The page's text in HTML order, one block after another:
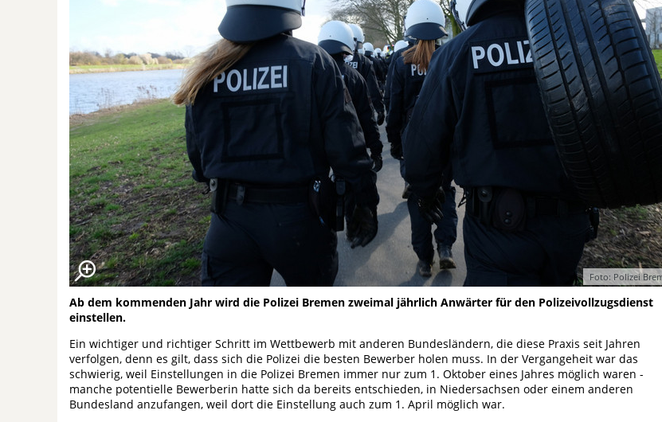
Foto: Polizei
Ab dem kommenden Jahr wird die Polizei Bremen zweimal jährlich Anwärter für den Polizeivollzugsdienst
einstellen.
Ein wichtiger und richtiger Schritt im Wettbewerb mit anderen Bundesländern, die diese Praxis seit Jahren
verfolgen, denn es gilt, dass sich die Polizei die besten Bewerber holen muss. In der Vergangeheit war das
schwierig, weil Einstellungen in die Polizei Bremen immer nur zum 1. Oktober eines Jahres möglich waren -
manche potentielle Bewerberin hatte sich da bereits entschieden, in Niedersachsen oder einem anderen
Bundesland anzufangen, weil dort die Einstellung auch zum 1. April möglich war.